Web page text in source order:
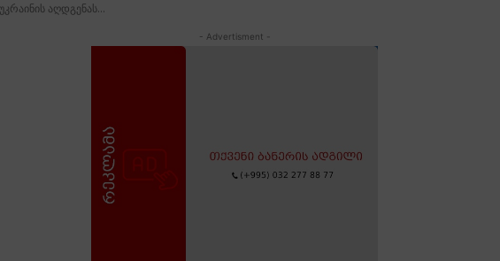
აღდგენას...
- Advertisment -